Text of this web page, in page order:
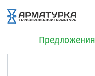
Предложения